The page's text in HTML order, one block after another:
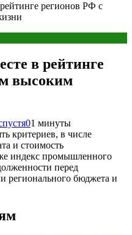
регионов РФ с
в рейтинге
высоким
01 минуты
критериев, в числе
и стоимость
индекс промышленного
перед
регионального бюджета и